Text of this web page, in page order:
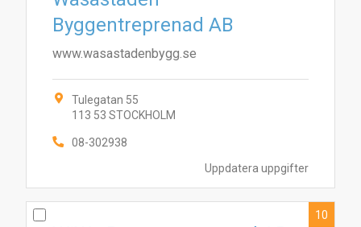
Uppdatera uppgifter
Byggentreprenad AB
www.wasastadenbygg.se
Tulegatan 55
113 53 STOCKHOLM
08-302938
10